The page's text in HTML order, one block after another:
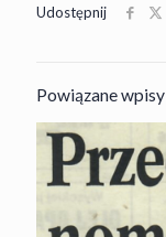
Udostępnij
Powiązane wpisy